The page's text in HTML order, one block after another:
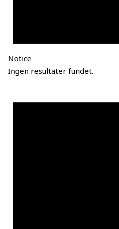
Notice
Ingen resultater fundet.